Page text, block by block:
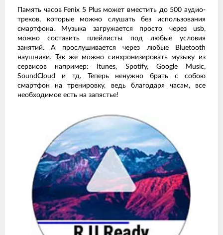
Память часов Fenix 5 Plus может вместить до 500 аудио-
треков, которые можно слушать без использования
смартфона. Музыка загружается просто через usb,
можно составить плейлисты под любые условия
занятий. А прослушивается через любые Bluetooth
наушники. Так же можно синхронизировать музыку из
сервисов например: Itunes, Spotify, Google Music,
SoundCloud и тд. Теперь ненужно брать с собою
смартфон на тренировку, ведь благодаря часам, все
необходимое есть на запястье!